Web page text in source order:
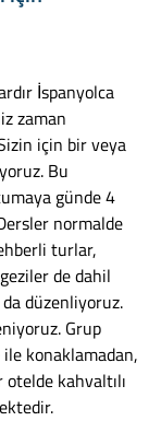
İspanyolca
zaman
için bir veya
Bu
günde 4
normalde
turlar,
de dahil
düzenliyoruz.
Grup
konaklamadan,
kahvaltılı